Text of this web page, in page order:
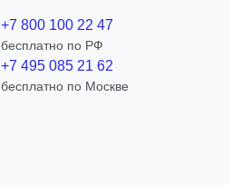
+7 800 100 22 47
бесплатно по РФ
+7 495 085 21 62
бесплатно по Москве